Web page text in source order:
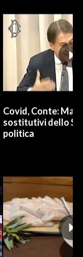
Covid, Conte: Mai
sostitutivi dello
politica